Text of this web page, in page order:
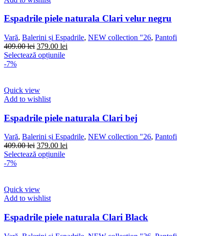
pot
alese
în
pagina
produsului.
Espadrile piele naturala Clari velur negru
Vară, Balerini și Espadrile, NEW collection "26, Pantofi
409.00lei Prețul
inițial
379.00 lei
Selectează opțiunileAcest
pot
fi
alese
în
pagina
produsului.
-7%
Quick view
Add to wishlist
Espadrile piele naturala Clari bej
Vară, Balerini și Espadrile, NEW collection "26, Pantofi
409.00lei Prețul
inițial
379.00 lei
Selectează opțiunileAcest
pot
fi
alese
-7%
Quick view
Add to wishlist
Espadrile piele naturala Clari Black